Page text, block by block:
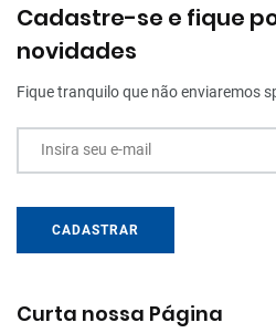
Cadastre-se e fique
novidades
Fique tranquilo que não enviaremos
Insira seu e-mail
CADASTRAR
Curta nossa Página